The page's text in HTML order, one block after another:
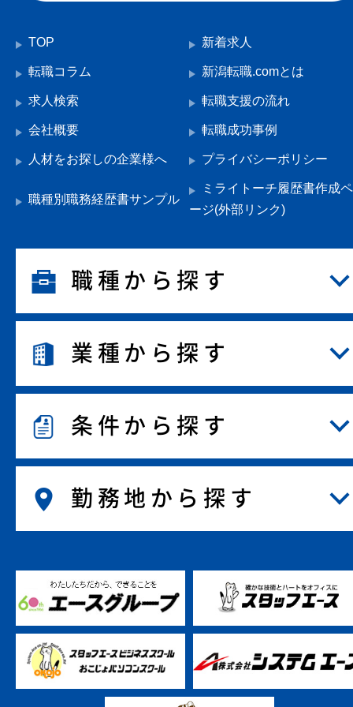
TOP 新着求人
転職コラム 新潟転職.comとは
求人検索 転職支援の流れ
会社概要 転職成功事例
人材をお探しの企業様へ プライバシーポリシー
職種別職務経歴書サンプル
ミライトーチ履歴書作成ペ
ージ(外部リンク)
職種から探す
業種から探す
条件から探す
勤務地から探す